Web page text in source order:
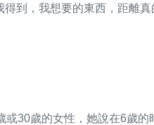
到，我想要的東西，距離
30歲的女性，她說在6歲